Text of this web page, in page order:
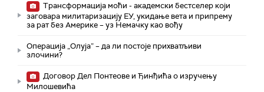
Трансформација моћи - академски бестселер који
заговара милитаризацију ЕУ, укидање вета и припрему
за рат без Америке – уз Немачку као вођу
Операција „Олуја” – да ли постоје прихватљиви
злочини?
Договор Дел Понтеове и Ђинђића о изручењу
Милошевића